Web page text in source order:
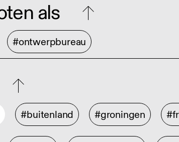
als
#ontwerpbureau
#buitenland #groningen